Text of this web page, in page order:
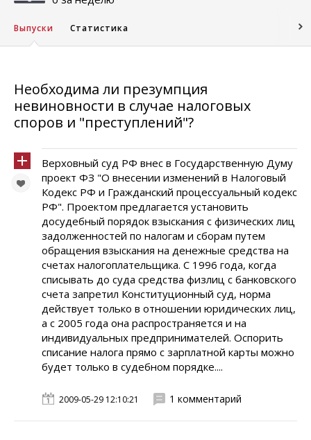
Выпуски Статистика
Необходима ли презумпция
невиновности в случае налоговых
споров и "преступлений"?
Верховный суд РФ внес в Государственную Думу
проект ФЗ "О внесении изменений в Налоговый
Кодекс РФ и Гражданский процессуальный кодекс
РФ". Проектом предлагается установить
досудебный порядок взыскания с физических лиц
задолженностей по налогам и сборам путем
обращения взыскания на денежные средства на
счетах налогоплательщика. С 1996 года, когда
списывать до суда средства физлиц с банковского
счета запретил Конституционный суд, норма
действует только в отношении юридических лиц,
а с 2005 года она распространяется и на
индивидуальных предпринимателей. Оспорить
списание налога прямо с зарплатной карты можно
будет только в судебном порядке....
2009-05-29 12:10:21 1 комментарий